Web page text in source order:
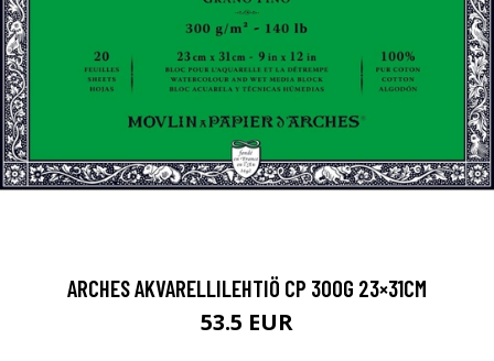
ARCHES AKVARELLILEHTIÖ CP 300G 23×31CM
53.5 EUR